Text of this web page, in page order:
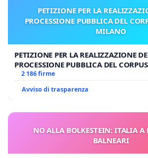
PETIZIONE PER LA
PROCESSIONE PUBBLICA DEL
MILANO
PETIZIONE PER LA REALIZZAZIONE
PROCESSIONE PUBBLICA DEL
MILANO
2 186 firme
Avviso di trasparenza
NO ALLA BOLKESTEIN: ITALIA A
BALNEARI